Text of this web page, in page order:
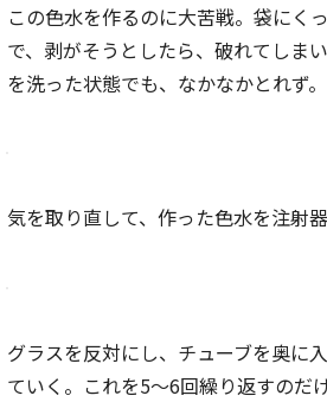
この色水を作るのに大苦戦。袋にく
で、剥がそうとしたら、破れてしま
を洗った状態でも、なかなかとれず。
気を取り直して、作った色水を注射
グラスを反対にし、チューブを奥に
ていく。これを5〜6回繰り返すのだ